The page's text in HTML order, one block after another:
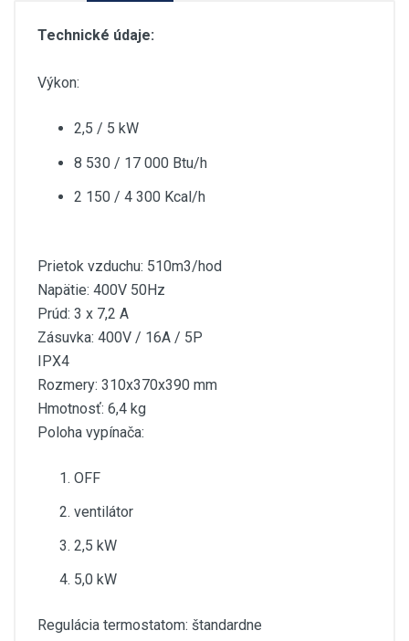
Technické údaje:
Výkon:
2,5 / 5 kW
8 530 / 17 000 Btu/h
2 150 / 4 300 Kcal/h
Prietok vzduchu: 510m3/hod
Napätie: 400V 50Hz
Prúd: 3 x 7,2 A
Zásuvka: 400V / 16A / 5P
IPX4
Rozmery: 310x370x390 mm
Hmotnosť: 6,4 kg
Poloha vypínača:
OFF
ventilátor
2,5 kW
5,0 kW
Regulácia termostatom: štandardne